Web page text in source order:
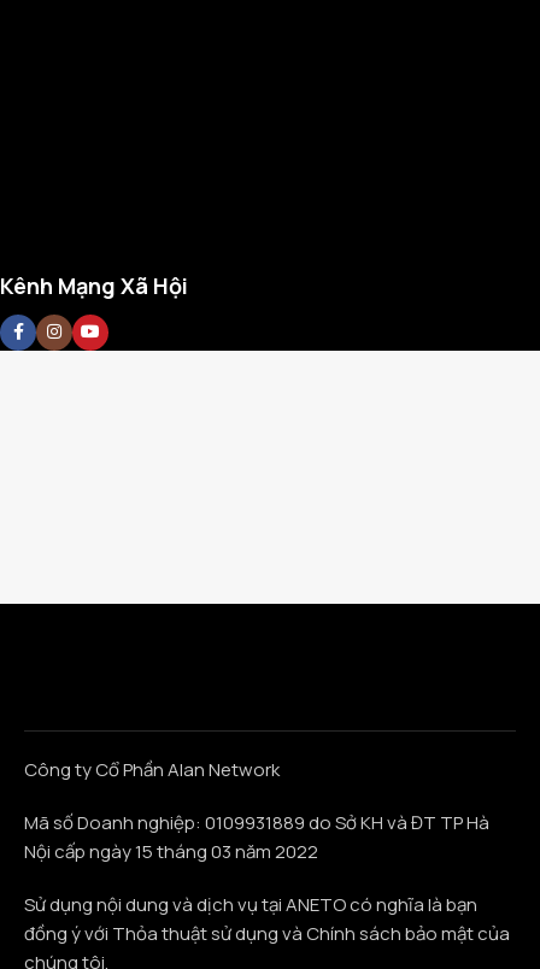
Kênh Mạng Xã Hội
Công ty Cổ Phần Alan Network
Mã số Doanh nghiệp: 0109931889 do Sở KH và ĐT TP Hà
Nội cấp ngày 15 tháng 03 năm 2022
Sử dụng nội dung và dịch vụ tại ANETO có nghĩa là bạn
đồng ý với Thỏa thuật sử dụng và Chính sách bảo mật của
chúng tôi.